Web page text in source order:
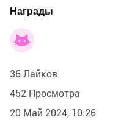
Награды
36 Лайков
452 Просмотра
20 Май 2024, 10:26